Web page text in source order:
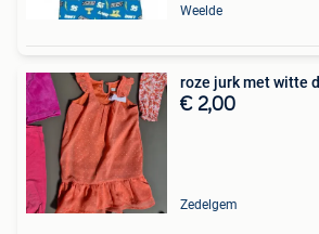
Weelde
roze jurk met witte
€ 2,00
Zedelgem